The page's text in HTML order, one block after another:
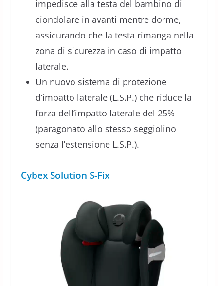
impedisce alla testa del bambino di
ciondolare in avanti mentre dorme,
assicurando che la testa rimanga nella
zona di sicurezza in caso di impatto
laterale.
Un nuovo sistema di protezione
d’impatto laterale (L.S.P.) che riduce la
forza dell’impatto laterale del 25%
(paragonato allo stesso seggiolino
senza l’estensione L.S.P.).
Cybex Solution S-Fix